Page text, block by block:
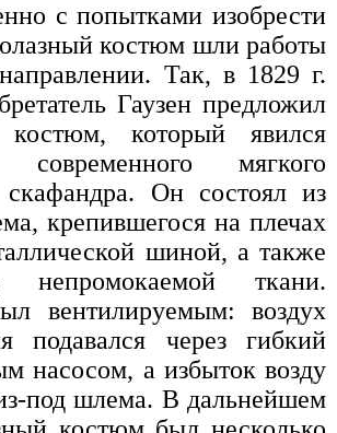
с попытками изобрести
костюм шли работы
Так, в 1829 г.
Гаузен предложил
костюм, который явился
современного мягкого
скафандра. Он состоял из
крепившегося на плечах
шиной, а также
ткани.
вентилируемым: воздух
подавался через гибкий
насосом, а избыток возду
под шлема. В дальнейшем